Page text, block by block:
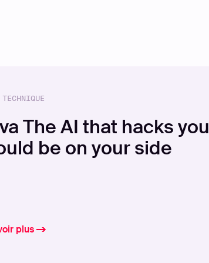
The AI that hacks you
be on your side
plus